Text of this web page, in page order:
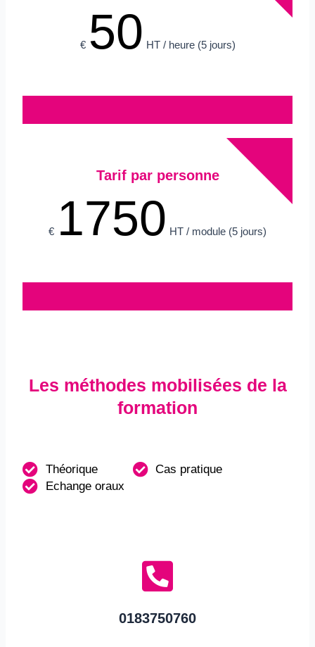
€ 50HT / heure (5 jours)
Tarif par personne
€ 1750HT / module (5 jours)
Les méthodes mobilisées de la
formation
Théorique
Cas pratique
Echange oraux
0183750760